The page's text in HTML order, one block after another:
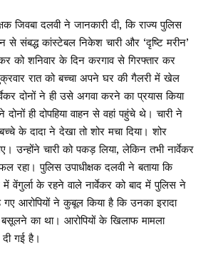
जिवबा दलवी ने जानकारी दी, कि राज्य पुलिस
से संबद्ध कांस्टेबल निकेश चारी और ‘दृष्टि मरीन’
को शनिवार के दिन करगाव से गिरफ्तार कर
रात को बच्चा अपने घर की गैलरी में खेल
दोनों ने ही उसे अगवा करने का प्रयास किया
ही दोपहिया वाहन से वहां पहुंचे थे। चारी ने
के दादा ने देखा तो शोर मचा दिया। शोर
उन्होंने चारी को पकड़ लिया, लेकिन तभी नार्वेकर
पुलिस उपाधीक्षक दलवी ने बताया कि
में वेंगुर्ला के रहने वाले नार्वेकर को बाद में पुलिस ने
आरोपियों ने कुबूल किया है कि उनका इरादा
बसूलने का था। आरोपियों के खिलाफ मामला
गई है।